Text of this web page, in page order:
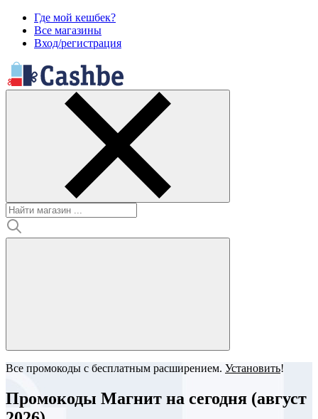
Где мой кешбек?
Все магазины
Вход/регистрация
Все промокоды с бесплатным расширением. Установить!
Промокоды Магнит на сегодня (август